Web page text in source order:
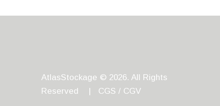
AtlasStockage © 2026. All Rights
Reserved | CGS / CGV